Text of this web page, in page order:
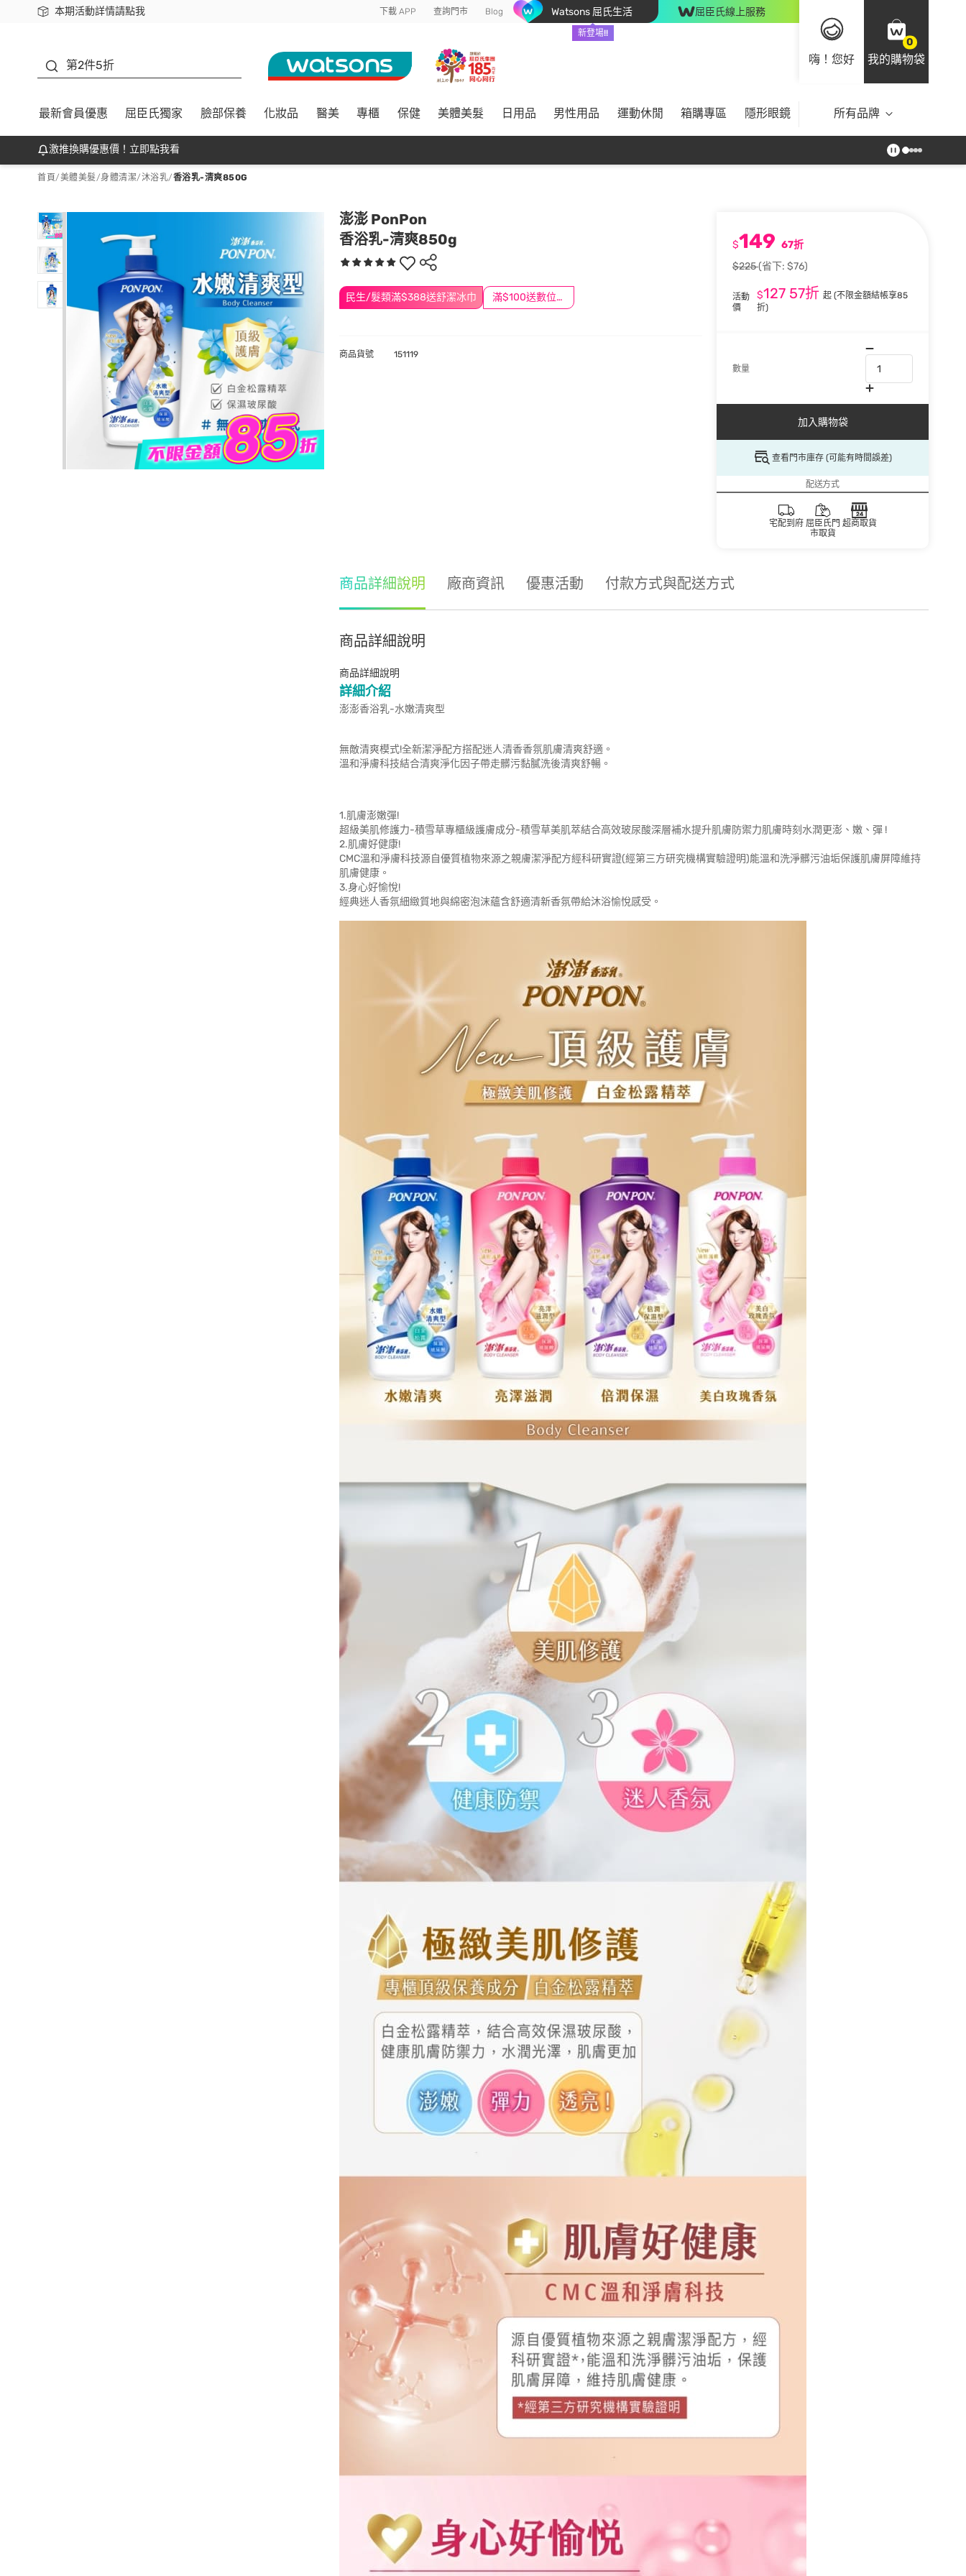
本期活動詳情請點我
下載app最高回饋$350 下載 APP 查詢門市 Blog Watsons 屈氏生活
新登場!!
屈臣氏線上服務
嗨！您好
0
我的購物袋
第2件5折
最新會員優惠 屈臣氏獨家 臉部保養 化妝品 醫美 專櫃 保健 美體美髮 日用品 男性用品 運動休閒 箱購專區 隱形眼鏡 所有品牌
激推換購優惠價！立即點我看
首頁/美體美髮/身體清潔/沐浴乳/香浴乳-清爽850G
澎澎 PonPon
香浴乳-清爽850g
民生/髮類滿$388送舒潔冰巾 滿$100送數位印花
$149 67折
$225(省下: $76)
活動
價
$127 57折起(不限金額結帳享85
折)
數量
加入購物袋
查看門市庫存 (可能有時間誤差)
配送方式
宅配到府 屈臣氏門
市取貨
超商取貨
商品貨號 151119
商品詳細說明 廠商資訊 優惠活動 付款方式與配送方式
商品詳細說明
商品詳細說明
詳細介紹
澎澎香浴乳-水嫩清爽型
無敵清爽模式!全新潔淨配方搭配迷人清香香氛肌膚清爽舒適。
溫和淨膚科技結合清爽淨化因子帶走髒污黏膩洗後清爽舒暢。
1.肌膚澎嫩彈!
超級美肌修護力-積雪草專櫃級護膚成分-積雪草美肌萃結合高效玻尿酸深層補水提升肌膚防禦力肌膚時刻水潤更澎、嫩、彈 !
2.肌膚好健康!
CMC溫和淨膚科技源自優質植物來源之親膚潔淨配方經科研實證(經第三方研究機構實驗證明)能溫和洗淨髒污油垢保護肌膚屏障維持
肌膚健康。
3.身心好愉悅!
經典迷人香氛細緻質地與綿密泡沫蘊含舒適清新香氛帶給沐浴愉悅感受。